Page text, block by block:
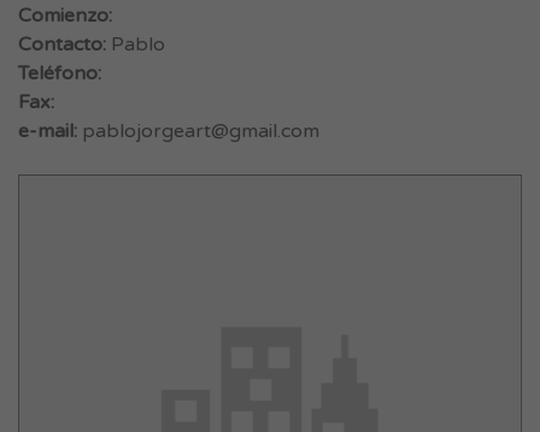
Comienzo:
Contacto: Pablo
Teléfono:
Fax:
e-mail: pablojorgeart@gmail.com